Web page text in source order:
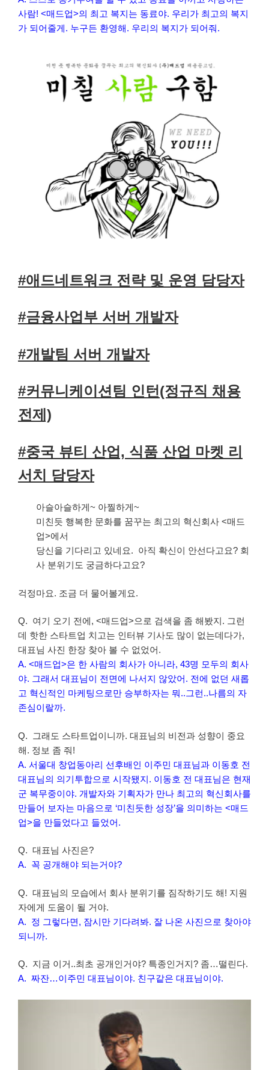
사람! <매드업>의 최고 복지는 동료야. 우리가 최고의 복지
가 되어줄게. 누구든 환영해. 우리의 복지가 되어줘.
#애드네트워크 전략 및 운영 담당자
#금융사업부 서버 개발자
#개발팀 서버 개발자
#커뮤니케이션팀 인턴(정규직 채용
전제)
#중국 뷰티 산업, 식품 산업 마켓 리
서치 담당자
아슬아슬하게~ 아찔하게~
미친듯 행복한 문화를 꿈꾸는 최고의 혁신회사 <매드
업>에서
당신을 기다리고 있네요. 아직 확신이 안선다고요? 회
사 분위기도 궁금하다고요?
걱정마요. 조금 더 물어볼게요.
Q. 여기 오기 전에, <매드업>으로 검색을 좀 해봤지. 그런
데 핫한 스타트업 치고는 인터뷰 기사도 많이 없는데다가,
대표님 사진 한장 찾아 볼 수 없었어.
A. <매드업>은 한 사람의 회사가 아니라, 43명 모두의 회사
야. 그래서 대표님이 전면에 나서지 않았어. 전에 없던 새롭
고 혁신적인 마케팅으로만 승부하자는 뭐..그런..나름의 자
존심이랄까.
Q. 그래도 스타트업이니까. 대표님의 비전과 성향이 중요
해. 정보 좀 줘!
A. 서울대 창업동아리 선후배인 이주민 대표님과 이동호 전
대표님의 의기투합으로 시작됐지. 이동호 전 대표님은 현재
군 복무중이야. 개발자와 기획자가 만나 최고의 혁신회사를
만들어 보자는 마음으로 ‘미친듯한 성장’을 의미하는 <매드
업>을 만들었다고 들었어.
Q. 대표님 사진은?
A. 꼭 공개해야 되는거야?
Q. 대표님의 모습에서 회사 분위기를 짐작하기도 해! 지원
자에게 도움이 될 거야.
A. 정 그렇다면, 잠시만 기다려봐. 잘 나온 사진으로 찾아야
되니까.
Q. 지금 이거..최초 공개인거야? 특종인거지? 좀…떨린다.
A. 짜잔…이주민 대표님이야. 친구같은 대표님이야.